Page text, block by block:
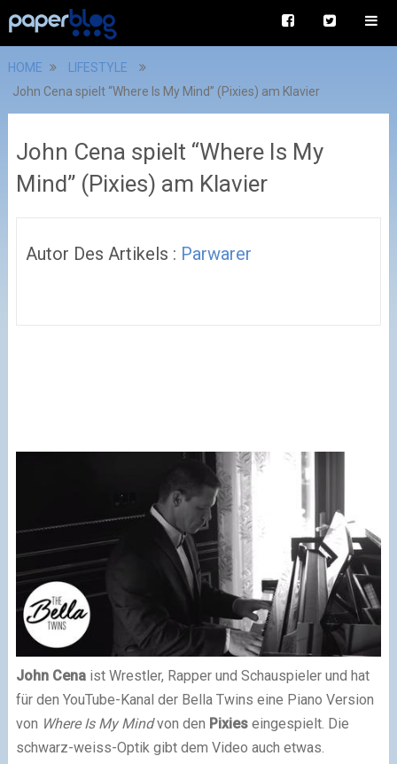
HOME
LIFESTYLE
John Cena spielt “Where Is My Mind” (Pixies) am Klavier
John Cena spielt “Where Is My
Mind” (Pixies) am Klavier
Autor Des Artikels : Parwarer
John Cenaist Wrestler, Rapper und Schauspieler und hat
für den YouTube-Kanal der Bella Twins eine Piano Version
von Where Is My Mindvon den Pixieseingespielt. Die
schwarz-weiss-Optik gibt dem Video auch etwas.